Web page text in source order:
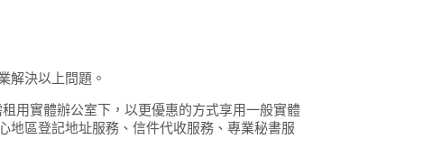
解決以上問題。
用實體辦公室下，以更優惠的方式享用一般實體
地區登記地址服務、信件代收服務、專業秘書服